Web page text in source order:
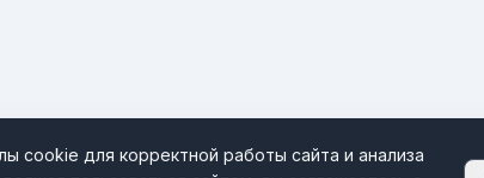
cookie для корректной работы сайта и анализа